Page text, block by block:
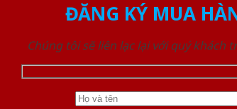
ĐĂNG KÝ MUA
Chúng tôi sẽ liên lạc lại với quý khách